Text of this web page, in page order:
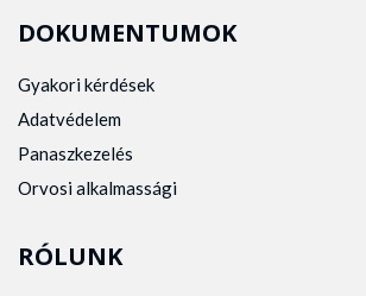
DOKUMENTUMOK
Gyakori kérdések
Adatvédelem
Panaszkezelés
Orvosi alkalmassági
RÓLUNK